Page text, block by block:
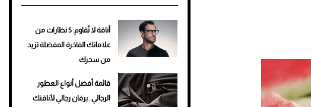
أناقة لا تُقاوم: 5 نظارات من
علاماتك الفاخرة المفضلة تزيد
من سحرك
قائمة أفضل أنواع العطور
الرجالي.. برفان رجالي لأناقتك